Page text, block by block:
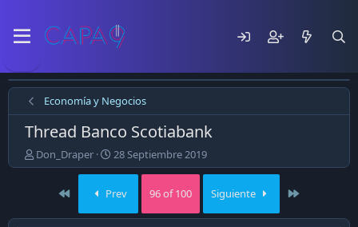
Economía y Negocios
Thread Banco Scotiabank
E
m
Don_Draper
F
e
h
a
28 Septiembre 2019
Prev 96 of 100 Siguiente